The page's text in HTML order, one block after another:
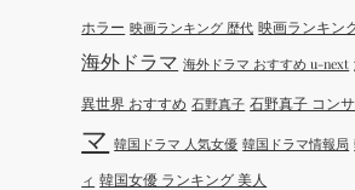
ホラー 映画ランキング 歴代 映画ランキン
海外ドラマ 海外ドラマ おすすめ u-next
異世界 おすすめ 石野真子 石野真子 コン
マ 韓国ドラマ 人気女優 韓国ドラマ情報局
ィ 韓国女優 ランキング 美人